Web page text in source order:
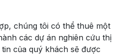
chúng tôi có thể thuê một
các dự án nghiên cứu thị
của quý khách sẽ được